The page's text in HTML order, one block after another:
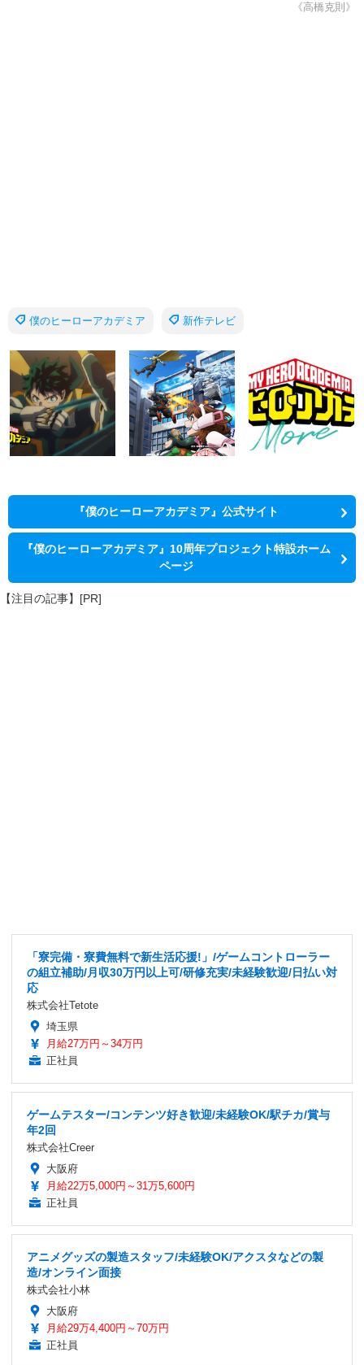
《高橋克則》
僕のヒーローアカデミア 新作テレビ
『僕のヒーローアカデミア』公式サイト
『僕のヒーローアカデミア』10周年プロジェクト特設ホーム
ページ
【注目の記事】[PR]
「寮完備・寮費無料で新生活応援!」/ゲームコントローラー
の組立補助/月収30万円以上可/研修充実/未経験歓迎/日払い対
応
株式会社Tetote
埼玉県
月給27万円～34万円
正社員
ゲームテスター/コンテンツ好き歓迎/未経験OK/駅チカ/賞与
年2回
株式会社Creer
大阪府
月給22万5,000円～31万5,600円
正社員
アニメグッズの製造スタッフ/未経験OK/アクスタなどの製
造/オンライン面接
株式会社小林
大阪府
月給29万4,400円～70万円
正社員